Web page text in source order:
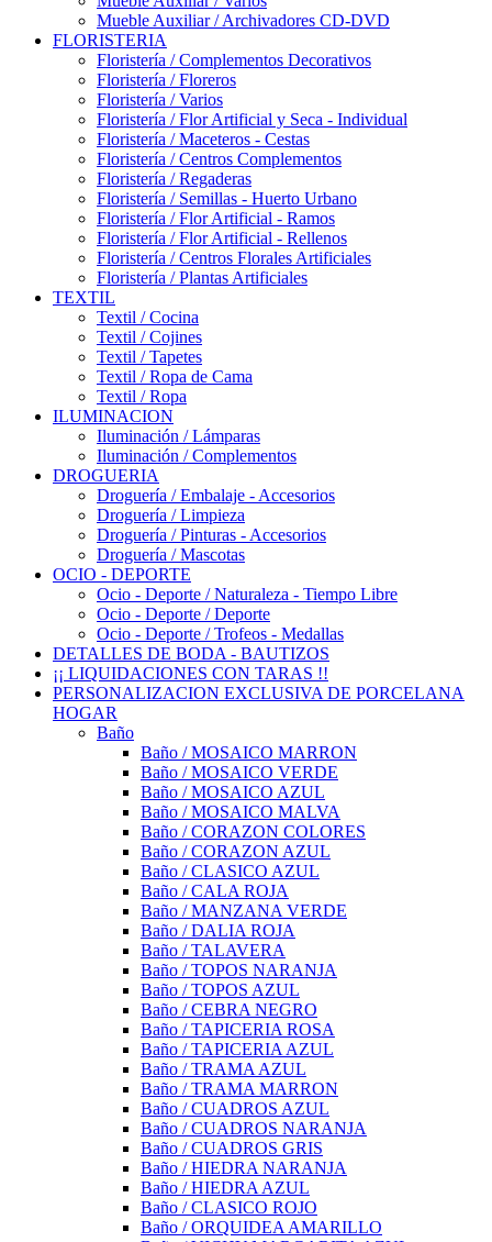
Mueble Auxiliar / Archivadores CD-DVD
FLORISTERIA
Floristería / Complementos Decorativos
Floristería / Floreros
Floristería / Varios
Floristería / Flor Artificial y Seca - Individual
Floristería / Maceteros - Cestas
Floristería / Centros Complementos
Floristería / Regaderas
Floristería / Semillas - Huerto Urbano
Floristería / Flor Artificial - Ramos
Floristería / Flor Artificial - Rellenos
Floristería / Centros Florales Artificiales
Floristería / Plantas Artificiales
TEXTIL
Textil / Cocina
Textil / Cojines
Textil / Tapetes
Textil / Ropa de Cama
Textil / Ropa
ILUMINACION
Iluminación / Lámparas
Iluminación / Complementos
DROGUERIA
Droguería / Embalaje - Accesorios
Droguería / Limpieza
Droguería / Pinturas - Accesorios
Droguería / Mascotas
OCIO - DEPORTE
Ocio - Deporte / Naturaleza - Tiempo Libre
Ocio - Deporte / Deporte
Ocio - Deporte / Trofeos - Medallas
DETALLES DE BODA - BAUTIZOS
¡¡ LIQUIDACIONES CON TARAS !!
PERSONALIZACION EXCLUSIVA DE PORCELANA
HOGAR
Baño
Baño / MOSAICO MARRON
Baño / MOSAICO VERDE
Baño / MOSAICO AZUL
Baño / MOSAICO MALVA
Baño / CORAZON COLORES
Baño / CORAZON AZUL
Baño / CLASICO AZUL
Baño / CALA ROJA
Baño / MANZANA VERDE
Baño / DALIA ROJA
Baño / TALAVERA
Baño / TOPOS NARANJA
Baño / TOPOS AZUL
Baño / CEBRA NEGRO
Baño / TAPICERIA ROSA
Baño / TAPICERIA AZUL
Baño / TRAMA AZUL
Baño / TRAMA MARRON
Baño / CUADROS AZUL
Baño / CUADROS NARANJA
Baño / CUADROS GRIS
Baño / HIEDRA NARANJA
Baño / HIEDRA AZUL
Baño / CLASICO ROJO
Baño / ORQUIDEA AMARILLO